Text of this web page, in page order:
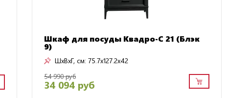
Шкаф для посуды Квадро-С 21 (Блэк
9)
ШxВxГ, см: 75.7x127.2x42
54 990 руб
34 094 руб